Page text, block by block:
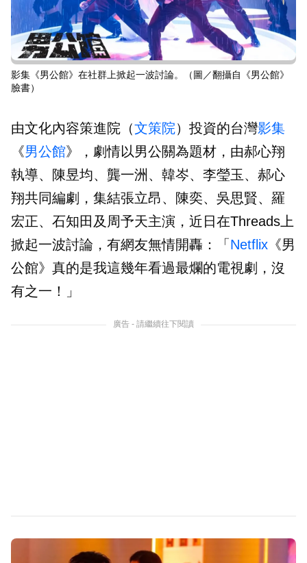
影集《男公館》在社群上掀起一波討論。（圖／翻攝自《男公館》
臉書）
由文化內容策進院（文策院）投資的台灣影集
《男公館》，劇情以男公關為題材，由郝心翔
執導、陳昱均、龔一洲、韓岑、李瑩玉、郝心
翔共同編劇，集結張立昂、陳奕、吳思賢、羅
宏正、石知田及周予天主演，近日在Threads上
掀起一波討論，有網友無情開轟：「 Netflix 《男
公館》真的是我這幾年看過最爛的電視劇，沒
有之一！」
廣告 - 請繼續往下閱讀